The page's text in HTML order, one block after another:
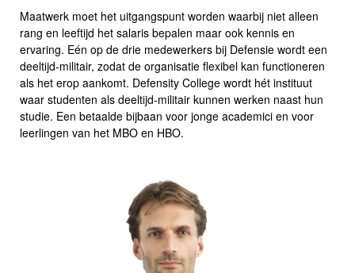
Maatwerk moet het uitgangspunt worden waarbij niet alleen
rang en leeftijd het salaris bepalen maar ook kennis en
ervaring. Eén op de drie medewerkers bij Defensie wordt een
deeltijd-militair, zodat de organisatie flexibel kan functioneren
als het erop aankomt. Defensity College wordt hét instituut
waar studenten als deeltijd-militair kunnen werken naast hun
studie. Een betaalde bijbaan voor jonge academici en voor
leerlingen van het MBO en HBO.